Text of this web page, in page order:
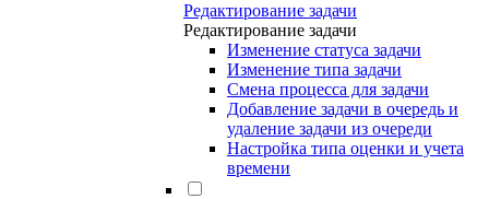
Редактирование задачи
Редактирование задачи
Изменение статуса задачи
Изменение типа задачи
Смена процесса для задачи
Добавление задачи в очередь и
удаление задачи из очереди
Настройка типа оценки и учета
времени